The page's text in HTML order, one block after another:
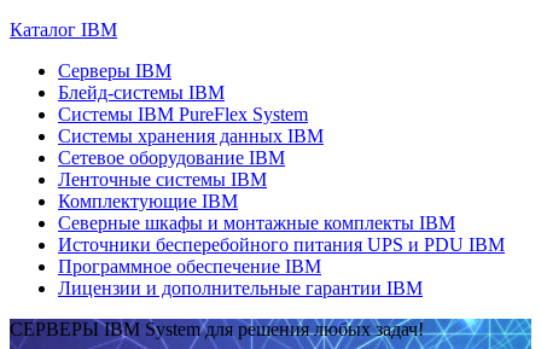
Каталог IBM
Серверы IBM
Блейд-системы IBM
Системы IBM PureFlex System
Системы хранения данных IBM
Сетевое оборудование IBM
Ленточные системы IBM
Комплектующие IBM
Северные шкафы и монтажные комплекты IBM
Источники бесперебойного питания UPS и PDU IBM
Программное обеспечение IBM
Лицензии и дополнительные гарантии IBM
СЕРВЕРЫ IBM System для решения любых задач!